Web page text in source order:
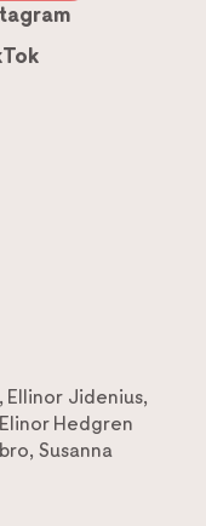
, Ellinor Jidenius,
Elinor Hedgren
, Susanna